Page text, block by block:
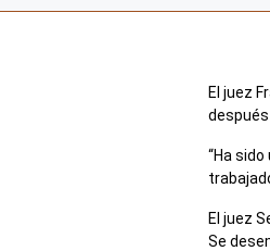
El juez
“Ha
El juez
Se